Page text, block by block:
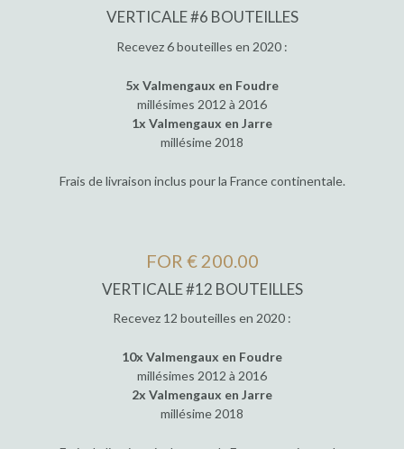
VERTICALE #6 BOUTEILLES
Recevez 6 bouteilles en 2020 :
5x Valmengaux en Foudre
millésimes 2012 à 2016
1x Valmengaux en Jarre
millésime 2018
Frais de livraison inclus pour la France continentale.
FOR € 200.00
VERTICALE #12 BOUTEILLES
Recevez 12 bouteilles en 2020 :
10x Valmengaux en Foudre
millésimes 2012 à 2016
2x Valmengaux en Jarre
millésime 2018